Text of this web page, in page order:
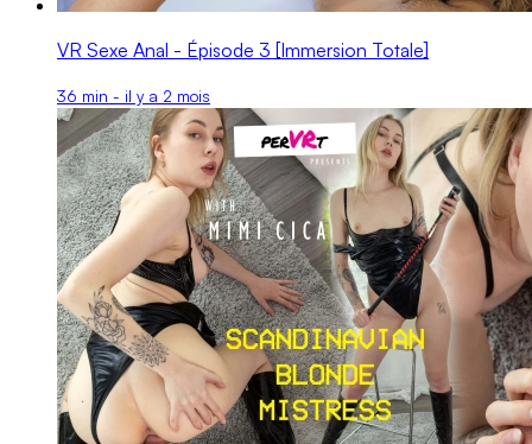
VR Sexe Anal - Épisode 3 [Immersion Totale]
36 min - il y a 2 mois